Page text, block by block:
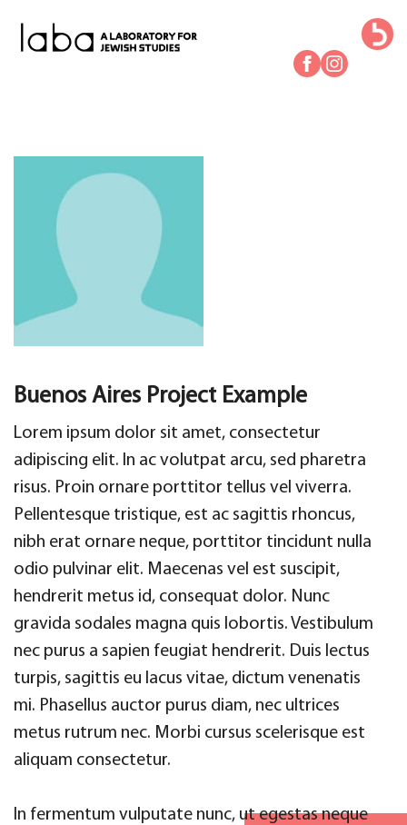
Buenos Aires Project Example
Lorem ipsum dolor sit amet, consectetur
adipiscing elit. In ac volutpat arcu, sed pharetra
risus. Proin ornare porttitor tellus vel viverra.
Pellentesque tristique, est ac sagittis rhoncus,
nibh erat ornare neque, porttitor tincidunt nulla
odio pulvinar elit. Maecenas vel est suscipit,
hendrerit metus id, consequat dolor. Nunc
gravida sodales magna quis lobortis. Vestibulum
nec purus a sapien feugiat hendrerit. Duis lectus
turpis, sagittis eu lacus vitae, dictum venenatis
mi. Phasellus auctor purus diam, nec ultrices
metus rutrum nec. Morbi cursus scelerisque est
aliquam consectetur.
In fermentum vulputate nunc, ut egestas neque